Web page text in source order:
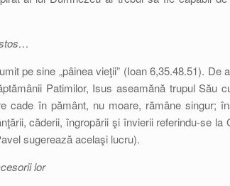
pe sine „pâinea vieţii” (Ioan 6,35.48.51).
Patimilor, Isus aseamănă trupul Său
cade în pământ, nu moare, rămâne singur;
căderii, îngropării şi învierii referindu-se la
sugerează acelaşi lucru).
lor